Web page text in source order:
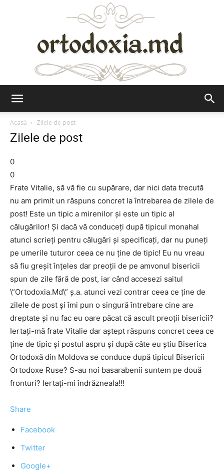
Acasă
Zilele de post
Zilele de post
0
0
Frate Vitalie, să vă fie cu supărare, dar nici data trecută
nu am primit un răspuns concret la întrebarea de zilele de
post! Este un tipic a mirenilor şi este un tipic al
călugărilor! Şi dacă vă conduceţi după tipicul monahal
atunci scrieţi pentru călugări şi specificaţi, dar nu puneţi
pe umerile tuturor ceea ce nu ţine de tipic! Eu nu vreau
să fiu greşit înţeles dar preoţii de pe amvonul bisericii
spun de zile fără de post, iar când accesezi saitul
\”Ortodoxia.Md\” ş.a. atunci vezi contrar ceea ce ţine de
zilele de post şi îmi pun o singură întrebare cine are
dreptate şi nu fac eu oare păcat că ascult preoţii bisericii?
Iertaţi-mă frate Vitalie dar aştept răspuns concret ceea ce
ţine de tipic şi postul aspru şi după câte eu ştiu Biserica
Ortodoxă din Moldova se conduce după tipicul Bisericii
Ortodoxe Ruse? S-au noi basarabenii suntem pe două
fronturi? Iertaţi-mi îndrăzneala!!!
Share
Facebook
Twitter
Google+